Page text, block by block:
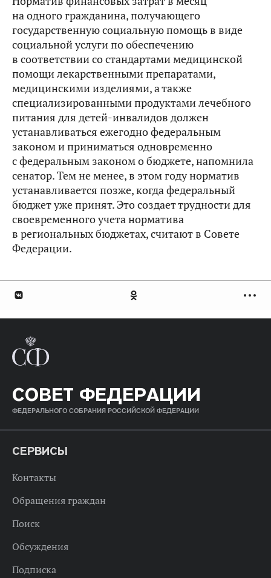
на одного гражданина, получающего
государственную социальную помощь в виде
социальной услуги по обеспечению
в соответствии со стандартами медицинской
помощи лекарственными препаратами,
медицинскими изделиями, а также
специализированными продуктами лечебного
питания для детей-инвалидов должен
устанавливаться ежегодно федеральным
законом и приниматься одновременно
с федеральным законом о бюджете, напомнила
сенатор. Тем не менее, в этом году норматив
устанавливается позже, когда федеральный
бюджет уже принят. Это создает трудности для
своевременного учета норматива
в региональных бюджетах, считают в Совете
Федерации.
СОВЕТ ФЕДЕРАЦИИ
ФЕДЕРАЛЬНОГО СОБРАНИЯ РОССИЙСКОЙ ФЕДЕРАЦИИ
СЕРВИСЫ
Контакты
Обращения граждан
Поиск
Обсуждения
Подписка